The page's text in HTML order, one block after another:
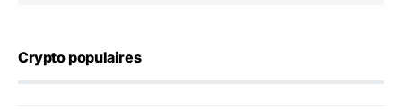
Crypto populaires